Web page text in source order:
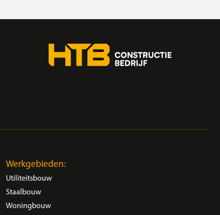
Werkgebieden:
Utiliteitsbouw
Staalbouw
Woningbouw